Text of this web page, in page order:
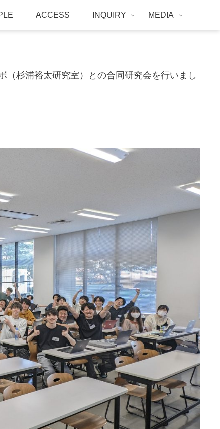
ACCESS INQUIRY MEDIA
杉浦裕太研究室）との合同研究会を行いまし